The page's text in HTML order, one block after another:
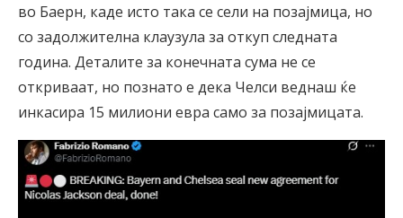
во Баерн, каде исто така се сели на позајмица, но
со задолжителна клаузула за откуп следната
година. Деталите за конечната сума не се
откриваат, но познато е дека Челси веднаш ќе
инкасира 15 милиони евра само за позајмицата.